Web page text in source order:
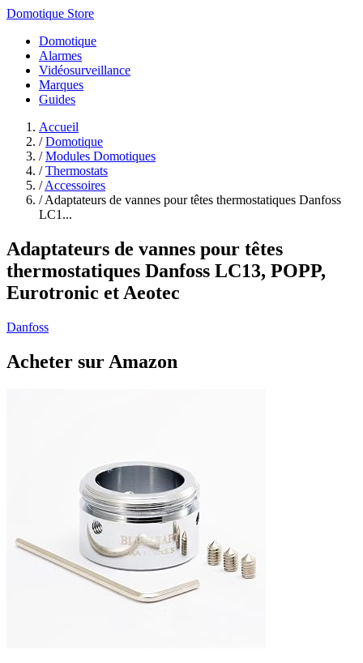
Domotique Store
Domotique
Alarmes
Vidéosurveillance
Marques
Guides
Accueil
/ Domotique
/ Modules Domotiques
/ Thermostats
/ Accessoires
/ Adaptateurs de vannes pour têtes thermostatiques Danfoss
LC1...
Adaptateurs de vannes pour têtes
thermostatiques Danfoss LC13, POPP,
Eurotronic et Aeotec
Danfoss
Acheter sur Amazon